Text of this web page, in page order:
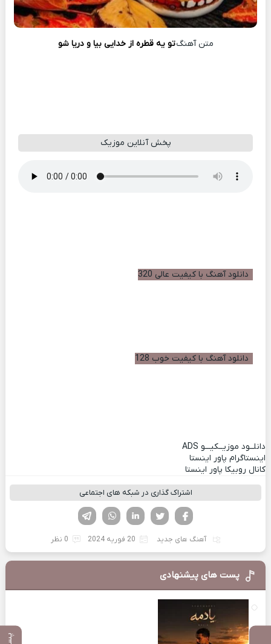
متن آهنگتو یه قطره از خدایی بیا و دریا شو
پخش آنلاین موزیک
دانلود آهنگ با کیفیت عالی 320
دانلود آهنگ با کیفیت خوب 128
دانلــود موزیــکیـــو ADS
اینستاگرام پاور اینستا
کانال روبیکا پاور اینستا
اشتراک گذاری در شبکه های اجتماعی
لینکدین تویتر
فیسوک
آهنگ های جدید 20 فوریه 2024 0 نظر
پست های پیشنهادی